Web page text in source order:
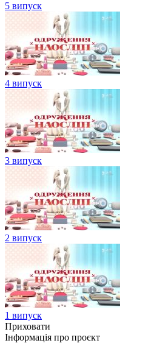
5 випуск
4 випуск
3 випуск
2 випуск
1 випуск
Приховати
Інформація про проєкт